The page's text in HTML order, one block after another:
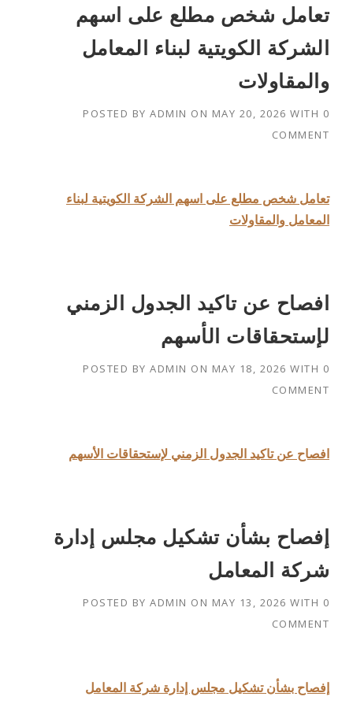
تعامل شخص مطلع على اسهم
الشركة الكويتية لبناء المعامل
والمقاولات
POSTED BY ADMIN ON MAY 20, 2026 WITH 0
COMMENT
تعامل شخص مطلع على اسهم الشركة الكويتية لبناء
المعامل والمقاولات
افصاح عن تاكيد الجدول الزمني
لإستحقاقات الأسهم
POSTED BY ADMIN ON MAY 18, 2026 WITH 0
COMMENT
افصاح عن تاكيد الجدول الزمني لإستحقاقات الأسهم
إفصاح بشأن تشكيل مجلس إدارة
شركة المعامل
POSTED BY ADMIN ON MAY 13, 2026 WITH 0
COMMENT
إفصاح بشأن تشكيل مجلس إدارة شركة المعامل